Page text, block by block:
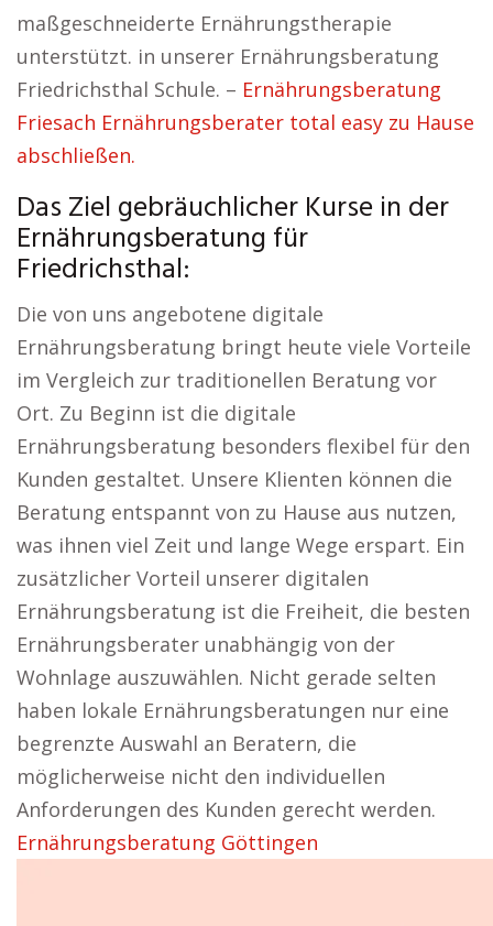
maßgeschneiderte Ernährungstherapie
unterstützt. in unserer Ernährungsberatung
Friedrichsthal Schule. – Ernährungsberatung
Friesach Ernährungsberater total easy zu Hause
abschließen.
Das Ziel gebräuchlicher Kurse in der
Ernährungsberatung für
Friedrichsthal:
Die von uns angebotene digitale
Ernährungsberatung bringt heute viele Vorteile
im Vergleich zur traditionellen Beratung vor
Ort. Zu Beginn ist die digitale
Ernährungsberatung besonders flexibel für den
Kunden gestaltet. Unsere Klienten können die
Beratung entspannt von zu Hause aus nutzen,
was ihnen viel Zeit und lange Wege erspart. Ein
zusätzlicher Vorteil unserer digitalen
Ernährungsberatung ist die Freiheit, die besten
Ernährungsberater unabhängig von der
Wohnlage auszuwählen. Nicht gerade selten
haben lokale Ernährungsberatungen nur eine
begrenzte Auswahl an Beratern, die
möglicherweise nicht den individuellen
Anforderungen des Kunden gerecht werden.
Ernährungsberatung Göttingen